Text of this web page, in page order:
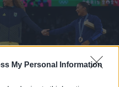
My Personal Information